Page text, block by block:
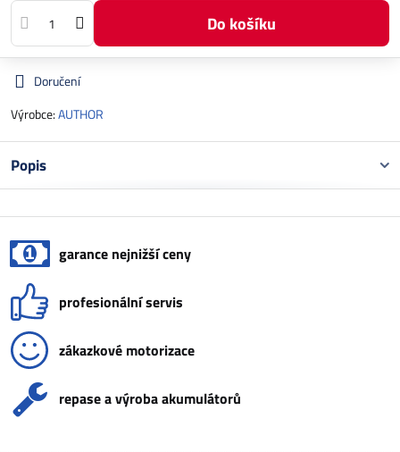
Do košíku
Doručení
Výrobce:AUTHOR
Popis
garance nejnižší ceny
profesionální servis
zákazkové motorizace
repase a výroba akumulátorů